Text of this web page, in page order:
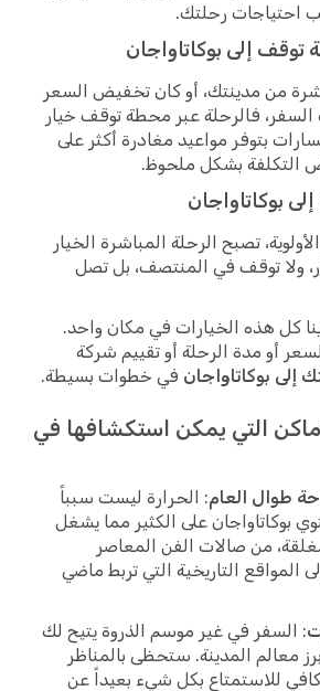
احتياجات رحلتك.
توقف إلى بوكاتاواجان
من مدينتك، أو كان تخفيض السعر
فالرحلة عبر محطة توقف خيار
بتوفر مواعيد مغادرة أكثر على
التكلفة بشكل ملحوظ.
بوكاتاواجان
تصبح الرحلة المباشرة الخيار
ولا توقف في المنتصف، بل تصل
كل هذه الخيارات في مكان واحد.
أو مدة الرحلة أو تقييم شركة
إلى بوكاتاواجان في خطوات بسيطة.
التي يمكن استكشافها في
طوال العام: الحرارة ليست سبباً
على الكثير مما يشغل
من صالات الفن المعاصر
المواقع التاريخية التي تربط ماضي
: السفر في غير موسم الذروة يتيح لك
معالم المدينة. ستحظى بالمناظر
للاستمتاع بكل شيء بعيداً عن